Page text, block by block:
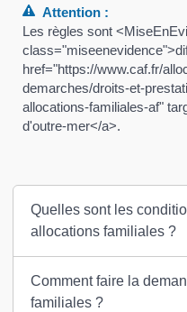
Attention :
Les règles sont
href="https://www.caf.fr/
demarches/droits-et-
allocations-familiales-af"
d'outre-mer</a>.
Quelles sont les
allocations familiales ?
Comment faire la
familiales ?